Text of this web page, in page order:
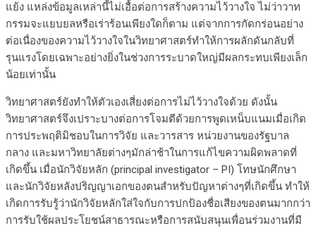
แย้ง แหล่งข้อมูลเหล่านี้ไม่เอื้อต่อการสร้างความไว้วางใจ ไม่ว่าวาท
กรรมจะแยบยลหรือเร่าร้อนเพียงใดก็ตาม แต่จากการกัดกร่อนอย่าง
ต่อเนื่องของความไว้วางใจในวิทยาศาสตร์ทำให้การผลักดันกลับที่
รุนแรงโดยเฉพาะอย่างยิ่งในช่วงการระบาดใหญ่มีผลกระทบเพียงเล็ก
น้อยเท่านั้น
วิทยาศาสตร์ยังทำให้ตัวเองเสี่ยงต่อการไม่ไว้วางใจด้วย ดังนั้น
วิทยาศาสตร์จึงเปราะบางต่อการโจมตีด้วยการพูดเหน็บแนมเมื่อเกิด
การประพฤติมิชอบในการวิจัย และวารสาร หน่วยงานของรัฐบาล
กลาง และมหาวิทยาลัยต่างๆมักล่าช้าในการแก้ไขความผิดพลาดที่
เกิดขึ้น เมื่อนักวิจัยหลัก (principal investigator – PI) โทษนักศึกษา
และนักวิจัยหลังปริญญาเอกของตนสำหรับปัญหาต่างๆที่เกิดขึ้น ทำให้
เกิดการรับรู้ว่านักวิจัยหลักใส่ใจกับการปกป้องชื่อเสียงของตนมากกว่า
การรับใช้ผลประโยชน์สาธารณะหรือการสนับสนุนเพื่อนร่วมงานที่มี